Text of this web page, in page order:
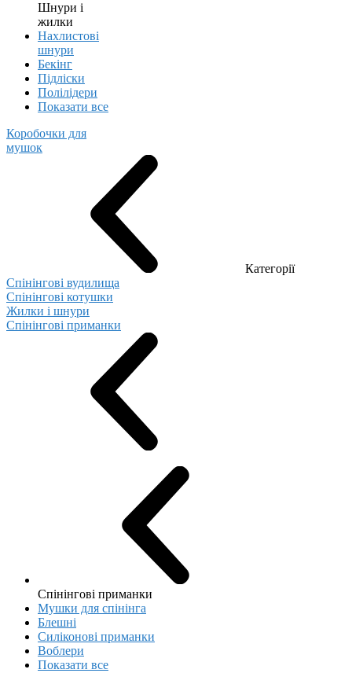
Шнури і
жилки
Нахлистові
шнури
Бекінг
Підліски
Полілідери
Показати все
Коробочки для
мушок
Категорії
Спінінгові вудилища
Спінінгові котушки
Жилки і шнури
Спінінгові приманки
Спінінгові приманки
Мушки для спінінга
Блешні
Cиліконові приманки
Воблери
Показати все